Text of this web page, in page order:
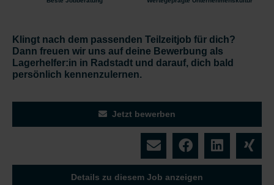
Klingt nach dem passenden Teilzeitjob für dich?
Dann freuen wir uns auf deine Bewerbung als
Lagerhelfer:in in Radstadt und darauf, dich bald
persönlich kennenzulernen.
Jetzt bewerben
Details zu diesem Job anzeigen